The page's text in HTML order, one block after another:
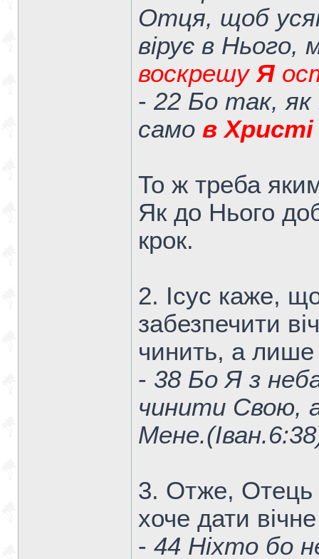
Отця, щоб
вірує в Нього,
воскрешу Я
- 22 Бо так, як
само в Христі
То ж треба
Як до Нього
крок.
2. Ісус каже,
забезпечити
чинить, а
- 38 Бо Я з
чинити Свою,
3. Отже, Отець
хоче дати
- 44 Ніхто бо